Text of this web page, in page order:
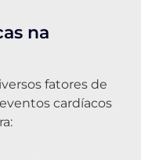
na
fatores de
cardíacos